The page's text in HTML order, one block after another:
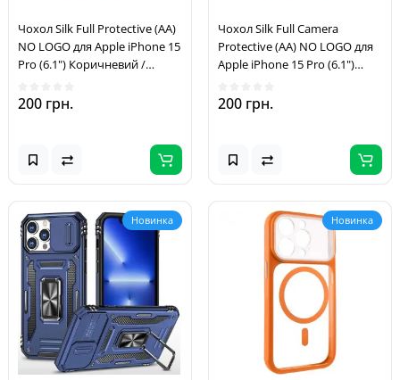
Чохол Silk Full Protective (AA)
NO LOGO для Apple iPhone 15
Pro (6.1") Коричневий /
200 грн.
Чохол Silk Full Camera
Protective (AA) NO LOGO для
Apple iPhone 15 Pro (6.1")
200 грн.
Новинка Новинка